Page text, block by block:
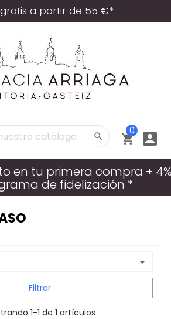
a partir de 55 €*
 
0 
en tu primera compra +
de fidelización *

Filtrar
1-1 de 1 artículos